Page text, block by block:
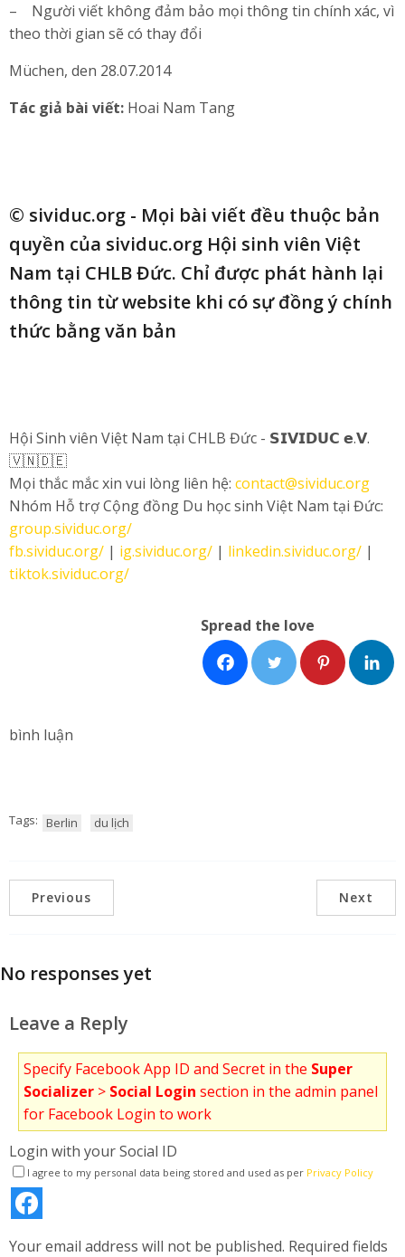
– Người viết không đảm bảo mọi thông tin chính xác, vì
theo thời gian sẽ có thay đổi
Müchen, den 28.07.2014
Tác giả bài viết: Hoai Nam Tang
© sividuc.org - Mọi bài viết đều thuộc bản
quyền của sividuc.org Hội sinh viên Việt
Nam tại CHLB Đức. Chỉ được phát hành lại
thông tin từ website khi có sự đồng ý chính
thức bằng văn bản
Hội Sinh viên Việt Nam tại CHLB Đức - 𝗦𝗜𝗩𝗜𝗗𝗨𝗖 𝗲.𝗩.
🇻🇳🇩🇪
Mọi thắc mắc xin vui lòng liên hệ: contact@sividuc.org
Nhóm Hỗ trợ Cộng đồng Du học sinh Việt Nam tại Đức:
group.sividuc.org/
fb.sividuc.org/ | ig.sividuc.org/ | linkedin.sividuc.org/ |
tiktok.sividuc.org/
Spread the love
bình luận
Tags: Berlin du lịch
Previous Next
No responses yet
Leave a Reply
Specify Facebook App ID and Secret in the Super
Socializer > Social Login section in the admin panel
for Facebook Login to work
Login with your Social ID
I agree to my personal data being stored and used as per Privacy Policy
Your email address will not be published. Required fields